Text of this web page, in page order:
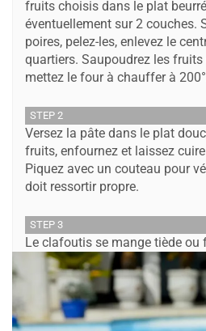
fruits choisis dans le plat
éventuellement sur 2 couches.
poires, pelez-les, enlevez le
quartiers. Saupoudrez les
mettez le four à chauffer à
STEP 2
Versez la pâte dans le plat
fruits, enfournez et laissez
Piquez avec un couteau pour
doit ressortir propre.
STEP 3
Le clafoutis se mange tiède ou